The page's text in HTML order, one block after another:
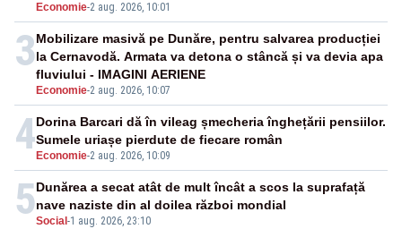
Economie-2 aug. 2026, 10:01
3
Economie-2 aug. 2026, 10:07
Mobilizare masivă pe Dunăre, pentru salvarea producției
la Cernavodă. Armata va detona o stâncă și va devia apa
fluviului - IMAGINI AERIENE
4 Economie-2 aug. 2026, 10:09
Dorina Barcari dă în vileag șmecheria înghețării pensiilor.
Sumele uriașe pierdute de fiecare român
5Social -1 aug. 2026, 23:10
Dunărea a secat atât de mult încât a scos la suprafață
nave naziste din al doilea război mondial